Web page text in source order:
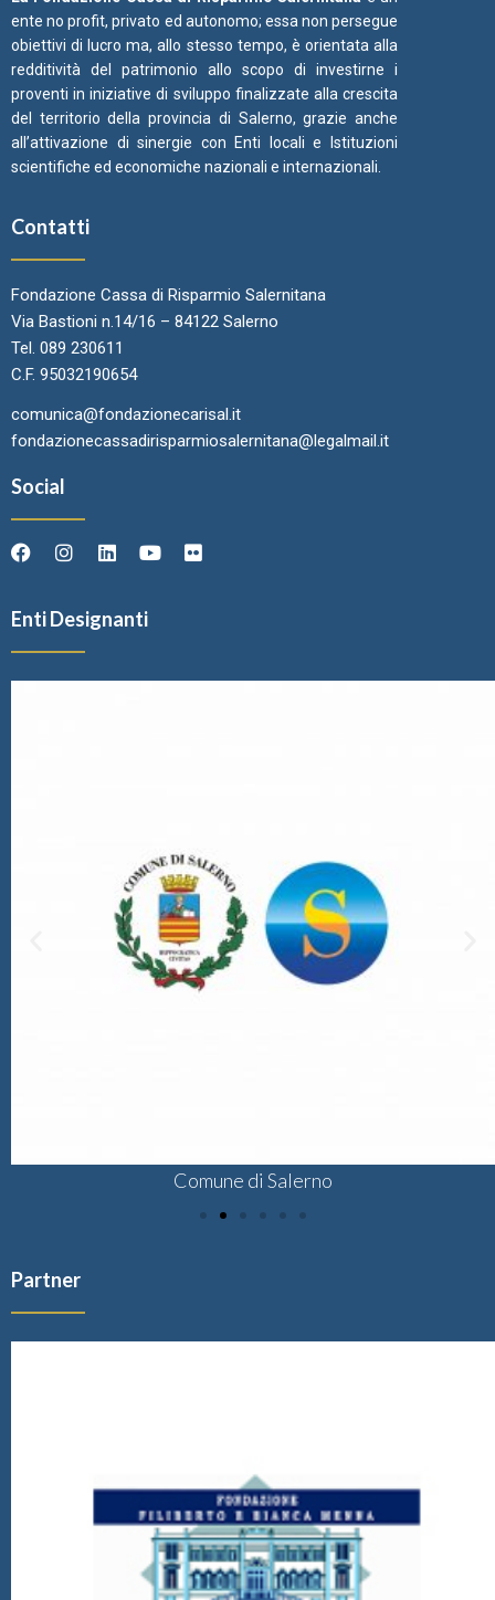
ente no profit, privato ed autonomo; essa non persegue
obiettivi di lucro ma, allo stesso tempo, è orientata alla
redditività del patrimonio allo scopo di investirne i
proventi in iniziative di sviluppo finalizzate alla crescita
del territorio della provincia di Salerno, grazie anche
all’attivazione di sinergie con Enti locali e Istituzioni
scientifiche ed economiche nazionali e internazionali.
Contatti
Fondazione Cassa di Risparmio Salernitana
Via Bastioni n.14/16 – 84122 Salerno
Tel. 089 230611
C.F. 95032190654
comunica@fondazionecarisal.it
fondazionecassadirisparmiosalernitana@legalmail.it
Social
Enti Designanti
Comune di Salerno
Partner